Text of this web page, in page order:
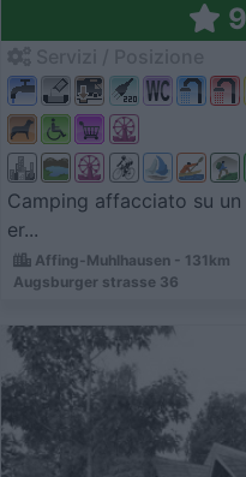
Camping affacciato su
er...
Affing-Muhlhausen - 131km
Augsburger strasse 36